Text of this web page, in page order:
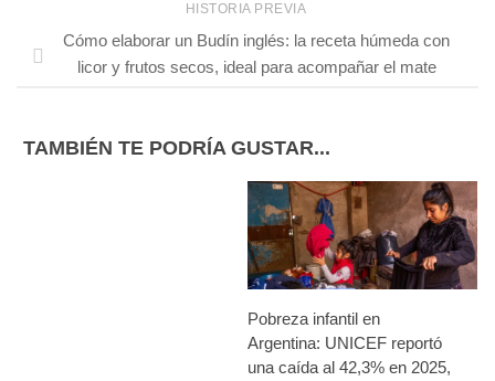
HISTORIA PREVIA
Cómo elaborar un Budín inglés: la receta húmeda con
licor y frutos secos, ideal para acompañar el mate
TAMBIÉN TE PODRÍA GUSTAR...
Pobreza infantil en
Argentina: UNICEF reportó
una caída al 42,3% en 2025,